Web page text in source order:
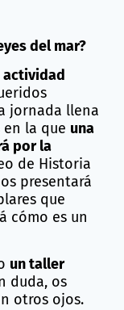
del mar?
actividad
jornada llena
la que una
por la
de Historia
presentará
que
cómo es un
un taller
duda, os
otros ojos.